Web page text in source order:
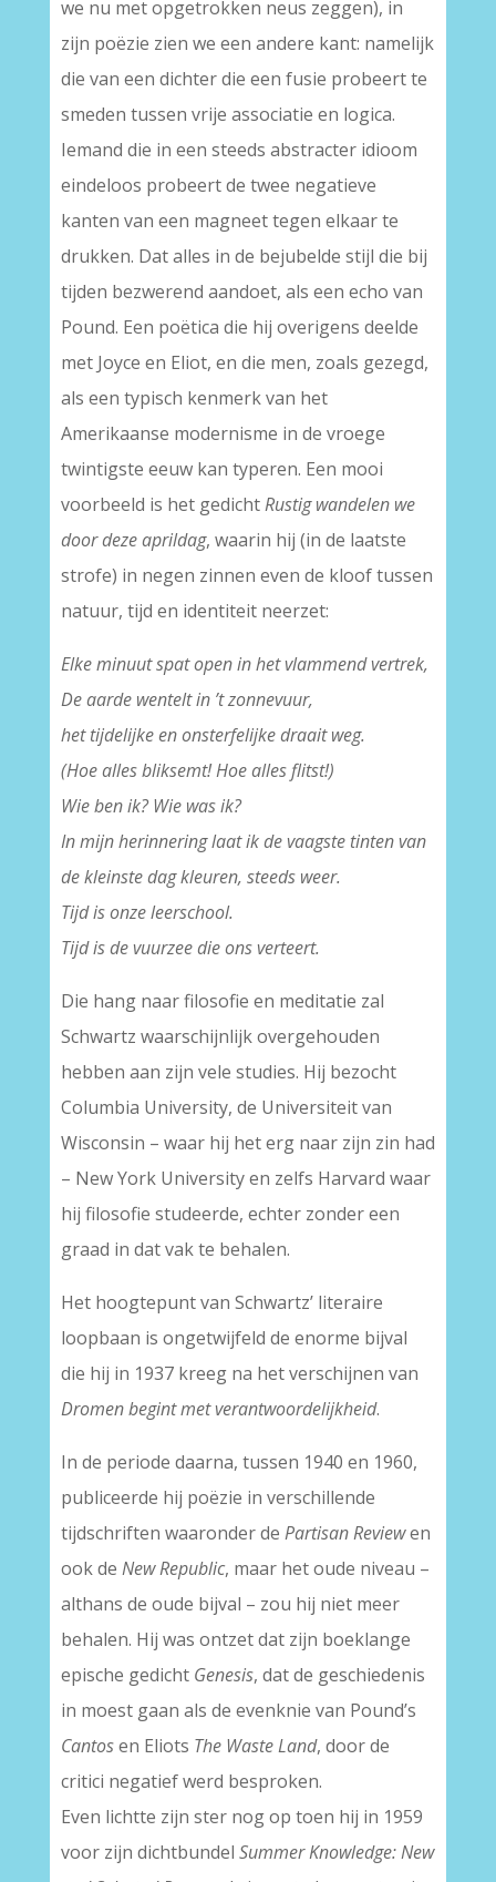
we nu met opgetrokken neus zeggen), in
zijn poëzie zien we een andere kant: namelijk
die van een dichter die een fusie probeert te
smeden tussen vrije associatie en logica.
Iemand die in een steeds abstracter idioom
eindeloos probeert de twee negatieve
kanten van een magneet tegen elkaar te
drukken. Dat alles in de bejubelde stijl die bij
tijden bezwerend aandoet, als een echo van
Pound. Een poëtica die hij overigens deelde
met Joyce en Eliot, en die men, zoals gezegd,
als een typisch kenmerk van het
Amerikaanse modernisme in de vroege
twintigste eeuw kan typeren. Een mooi
voorbeeld is het gedichtRustig wandelen we
door deze aprildag, waarin hij (in de laatste
strofe) in negen zinnen even de kloof tussen
natuur, tijd en identiteit neerzet:
Elke minuut spat open in het vlammend vertrek,
De aarde wentelt in ’t zonnevuur,
het tijdelijke en onsterfelijke draait weg.
(Hoe alles bliksemt! Hoe alles flitst!)
Wie ben ik? Wie was ik?
In mijn herinnering laat ik de vaagste tinten van
de kleinste dag kleuren, steeds weer.
Tijd is onze leerschool.
Tijd is de vuurzee die ons verteert.
Die hang naar filosofie en meditatie zal
Schwartz waarschijnlijk overgehouden
hebben aan zijn vele studies. Hij bezocht
Columbia University, de Universiteit van
Wisconsin – waar hij het erg naar zijn zin had
– New York University en zelfs Harvard waar
hij filosofie studeerde, echter zonder een
graad in dat vak te behalen.
Het hoogtepunt van Schwartz’ literaire
loopbaan is ongetwijfeld de enorme bijval
die hij in 1937 kreeg na het verschijnen van
Dromen begint met verantwoordelijkheid.
In de periode daarna, tussen 1940 en 1960,
publiceerde hij poëzie in verschillende
tijdschriften waaronder de Partisan Reviewen
ook de New Republic, maar het oude niveau –
althans de oude bijval – zou hij niet meer
behalen. Hij was ontzet dat zijn boeklange
epische gedicht Genesis, dat de geschiedenis
in moest gaan als de evenknie van Pound’s
Cantosen Eliots The Waste Land, door de
critici negatief werd besproken.
Even lichtte zijn ster nog op toen hij in 1959
voor zijn dichtbundel Summer Knowledge: New